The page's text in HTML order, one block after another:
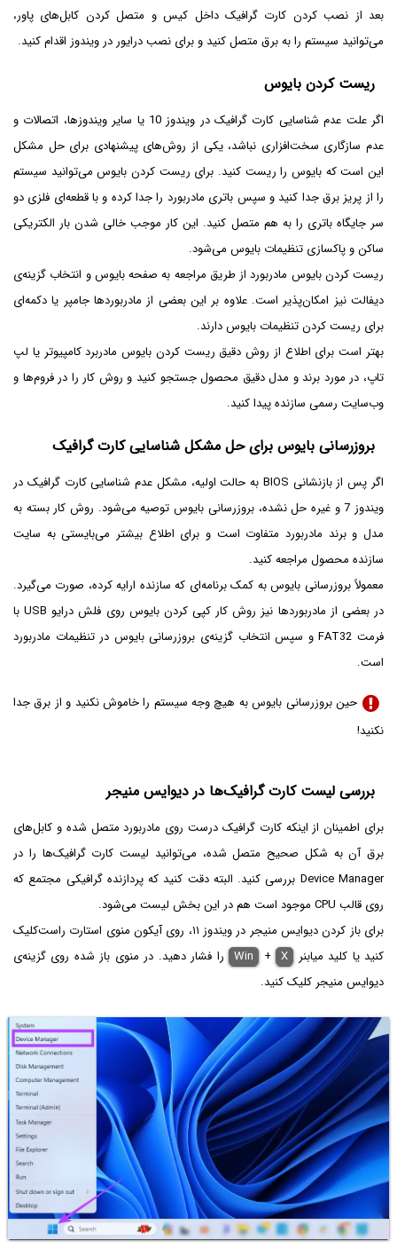
بعد از نصب کردن کارت گرافیک داخل کیس و متصل کردن کابل‌های پاور،
می‌توانید سیستم را به برق متصل کنید و برای نصب درایور در ویندوز اقدام کنید.
ریست کردن بایوس
اگر علت عدم شناسایی کارت گرافیک در ویندوز 10 یا سایر ویندوزها، اتصالات و
عدم سازگاری سخت‌افزاری نباشد، یکی از روش‌های پیشنهادی برای حل مشکل
این است که بایوس را ریست کنید. برای ریست کردن بایوس می‌توانید سیستم
را از پریز برق جدا کنید و سپس باتری مادربورد را جدا کرده و با قطعه‌ای فلزی دو
سر جایگاه باتری را به هم متصل کنید. این کار موجب خالی شدن بار الکتریکی
ساکن و پاکسازی تنظیمات بایوس می‌شود.
ریست کردن بایوس مادربورد از طریق مراجعه به صفحه بایوس و انتخاب گزینه‌ی
دیفالت نیز امکان‌پذیر است. علاوه بر این بعضی از مادربوردها جامپر یا دکمه‌ای
برای ریست کردن تنظیمات بایوس دارند.
بهتر است برای اطلاع از روش دقیق ریست کردن بایوس مادربرد کامپیوتر یا لپ
تاپ، در مورد برند و مدل دقیق محصول جستجو کنید و روش کار را در فروم‌ها و
وب‌سایت رسمی سازنده پیدا کنید.
بروزرسانی بایوس برای حل مشکل شناسایی کارت گرافیک
اگر پس از بازنشانی BIOS به حالت اولیه، مشکل عدم شناسایی کارت گرافیک در
ویندوز 7 و غیره حل نشده، بروزرسانی بایوس توصیه می‌شود. روش کار بسته به
مدل و برند مادربورد متفاوت است و برای اطلاع بیشتر می‌بایستی به سایت
سازنده محصول مراجعه کنید.
معمولاً بروزرسانی بایوس به کمک برنامه‌ای که سازنده ارایه کرده، صورت می‌گیرد.
در بعضی از مادربوردها نیز روش کار کپی کردن بایوس روی فلش درایو USB با
فرمت FAT32 و سپس انتخاب گزینه‌ی بروزرسانی بایوس در تنظیمات مادربورد
است.
حین بروزرسانی بایوس به هیچ وجه سیستم را خاموش نکنید و از برق جدا
نکنید!
بررسی لیست کارت گرافیک‌ها در دیوایس منیجر
برای اطمینان از اینکه کارت گرافیک درست روی مادربورد متصل شده و کابل‌های
برق آن به شکل صحیح متصل شده، می‌توانید لیست کارت گرافیک‌ها را در
Device Manager بررسی کنید. البته دقت کنید که پردازنده گرافیکی مجتمع که
روی قالب CPU موجود است هم در این بخش لیست می‌شود.
برای باز کردن دیوایس منیجر در ویندوز ۱۱، روی آیکون منوی استارت راست‌کلیک
کنید یا کلید میابنر
Win + X
را فشار دهید. در منوی باز شده روی گزینه‌ی
دیوایس منیجر کلیک کنید.